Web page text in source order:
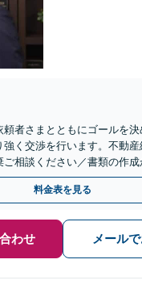
頼者さまとともにゴールを
く交渉を行います。不動産
相談ください／書類の作成
間相談可】
料金表を見る
わせ メール